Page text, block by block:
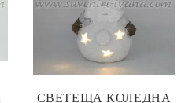
СВЕТЕЩА КОЛЕДНА